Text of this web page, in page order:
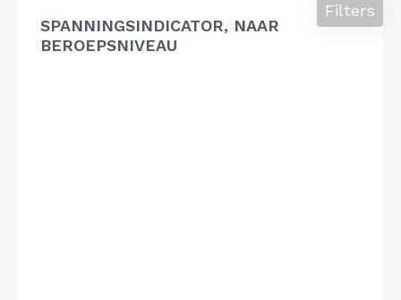
SPANNINGSINDICATOR, NAAR
BEROEPSNIVEAU
Filters